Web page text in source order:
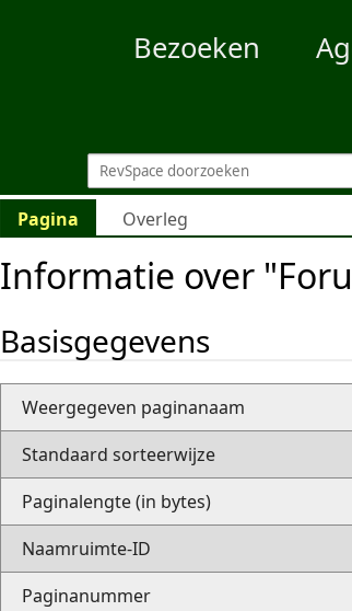
Bezoeken
Pagina Overleg
Informatie over
Basisgegevens
Weergegeven paginanaam
Standaard sorteerwijze
Paginalengte (in bytes)
Naamruimte-ID
Paginanummer